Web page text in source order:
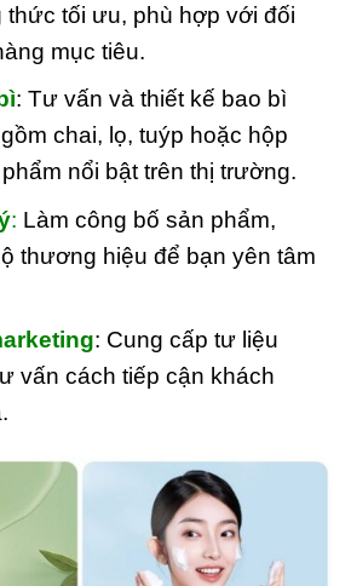
thức tối ưu, phù hợp với đối
mục tiêu.
: Tư vấn và thiết kế bao bì
chai, lọ, tuýp hoặc hộp
nổi bật trên thị trường.
: Làm công bố sản phẩm,
thương hiệu để bạn yên tâm
: Cung cấp tư liệu
vấn cách tiếp cận khách